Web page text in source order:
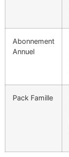
Abonnement
Annuel
Pack Famille